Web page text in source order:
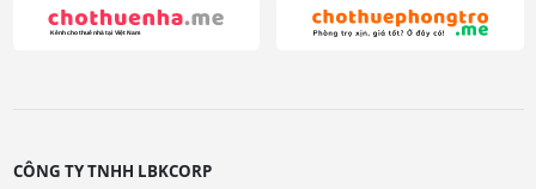
CÔNG TY TNHH LBKCORP